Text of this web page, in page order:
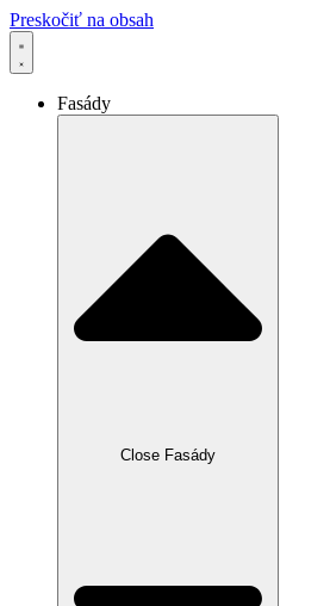
Preskočiť na obsah
Fasády
Close Fasády